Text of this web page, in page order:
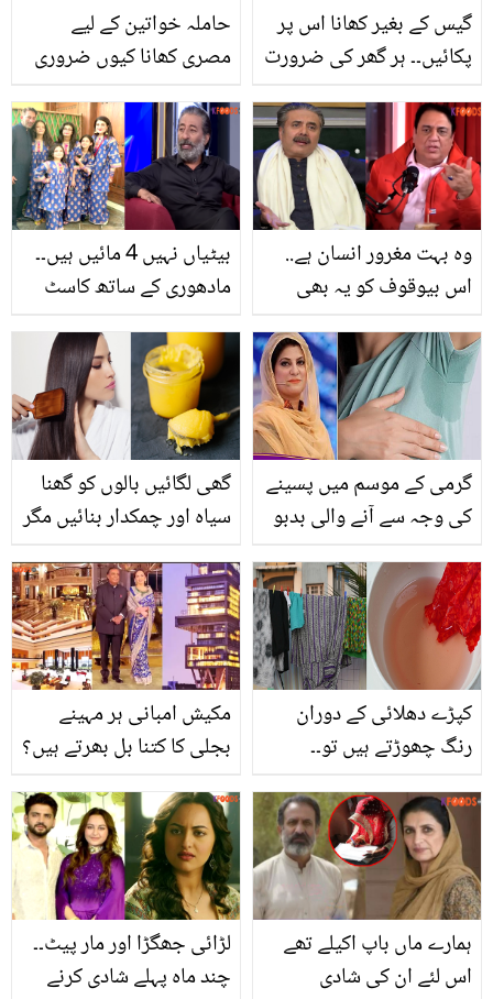
حاملہ خواتین کے لیے
مصری کھانا کیوں ضروری
یقین فوائد جنہیں جان کر
آپ دنگ رہ جائیں گے
گیس کے بغیر کھانا اس پر
پکائیں۔۔ ہر گھر کی ضرورت
کہاں ملتا ہے؟
بیٹیاں نہیں 4 مائیں ہیں۔۔
مادھوری کے ساتھ کاسٹ
نہیں کی؟ عدنان شاہ ٹیپو
کی زندگی کے حیران کن
حقائق
وہ بہت مغرور انسان ہے..
اس بیوقوف کو یہ بھی
غصے میں آفتاب اقبال پر
پھٹ پڑے
گھی لگائیں بالوں کو گھنا
سیاہ اور چمکدار بنائیں مگر
بالوں کی نشونما کا جادوئی
ٹوٹکا
گرمی کے موسم میں پسینے
کی وجہ سے آنے والی بدبو
جانیں ڈاکٹر بلقیس کی
بتائی ہوئی ایک ایسی ٹِپ
جس سے نہ زیادہ پسینہ آئے
گا اور نہ ہی پسینے کی بدبو
مکیش امبانی ہر مہینے
بجلی کا کتنا بل بھرتے ہیں؟
کپڑے دھلائی کے دوران
رنگ چھوڑتے ہیں تو۔۔
بچانے کے چند آزمودہ ٹوٹکے
لڑائی جھگڑا اور مار پیٹ۔۔
چند ماہ پہلے شادی کرنے
ہمارے ماں باپ اکیلے تھے
اس لئے ان کی شادی